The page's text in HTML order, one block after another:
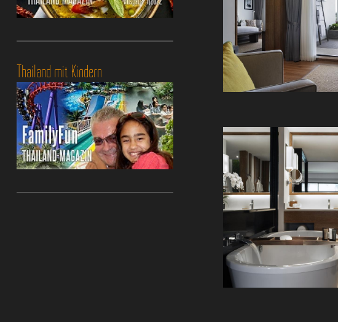
Thailand mit Kindern